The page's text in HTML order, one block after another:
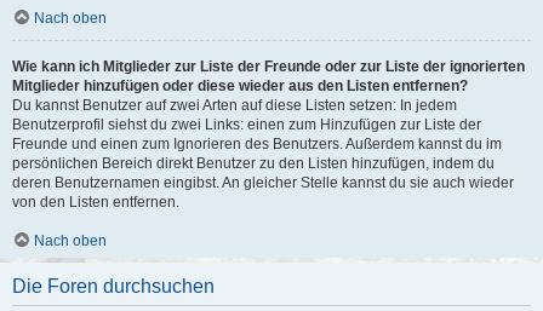
Nach oben
Wie kann ich Mitglieder zur Liste der Freunde oder zur Liste der ignorierten
Mitglieder hinzufügen oder diese wieder aus den Listen entfernen?
Du kannst Benutzer auf zwei Arten auf diese Listen setzen: In jedem
Benutzerprofil siehst du zwei Links: einen zum Hinzufügen zur Liste der
Freunde und einen zum Ignorieren des Benutzers. Außerdem kannst du im
persönlichen Bereich direkt Benutzer zu den Listen hinzufügen, indem du
deren Benutzernamen eingibst. An gleicher Stelle kannst du sie auch wieder
von den Listen entfernen.
Nach oben
Die Foren durchsuchen